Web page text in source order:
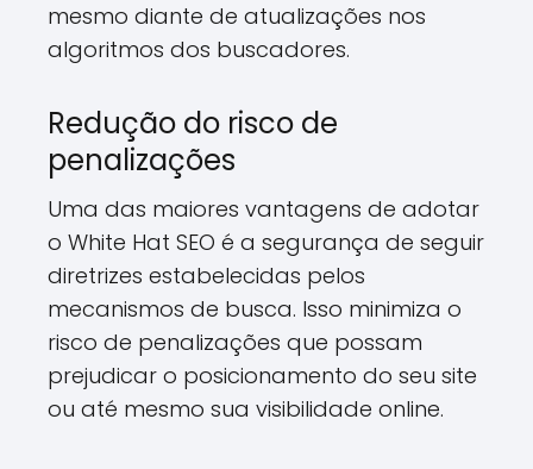
mesmo diante de atualizações nos
algoritmos dos buscadores.
Redução do risco de
penalizações
Uma das maiores vantagens de adotar
o White Hat SEO é a segurança de seguir
diretrizes estabelecidas pelos
mecanismos de busca. Isso minimiza o
risco de penalizações que possam
prejudicar o posicionamento do seu site
ou até mesmo sua visibilidade online.